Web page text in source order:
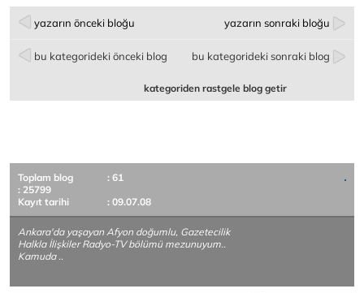
yazarın önceki bloğu yazarın sonraki bloğu
bu kategorideki önceki blog bu kategorideki sonraki blog
kategoriden rastgele blog getir
Toplam blog
: 61
: 25799
Kayıt tarihi
: 09.07.08
Ankara'da yaşayan Afyon doğumlu, Gazetecilik
Halkla İlişkiler Radyo-TV bölümü mezunuyum..
Kamuda ..